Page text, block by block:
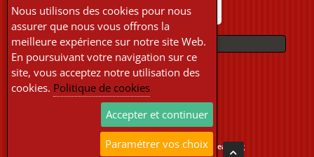
PAIEMENTS
Copyright © 2026 Location Webradio Streaming
Nous utilisons des cookies pour nous
assurer que nous vous offrons la
meilleure expérience sur notre site Web.
En poursuivant votre navigation sur ce
site, vous acceptez notre utilisation des
cookies. Politique de cookies
Accepter et continuer
Paramétrer vos choix